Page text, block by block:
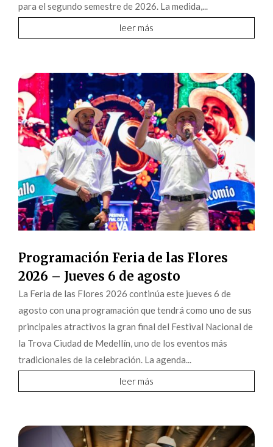
para el segundo semestre de 2026. La medida,...
leer más
Programación Feria de las Flores
2026 – Jueves 6 de agosto
La Feria de las Flores 2026 continúa este jueves 6 de
agosto con una programación que tendrá como uno de sus
principales atractivos la gran final del Festival Nacional de
la Trova Ciudad de Medellín, uno de los eventos más
tradicionales de la celebración. La agenda...
leer más